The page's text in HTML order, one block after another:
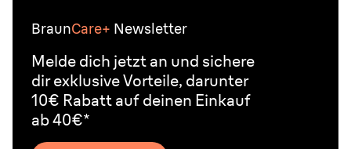
BraunCare+ Newsletter
Melde dich jetzt an und sichere
dir exklusive Vorteile, darunter
10€ Rabatt auf deinen Einkauf
ab 40€*